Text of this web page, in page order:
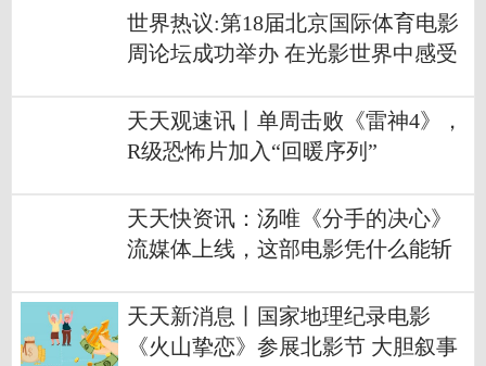
世界热议:第18届北京国际体育电影
周论坛成功举办 在光影世界中感受
天天观速讯丨单周击败《雷神4》，
R级恐怖片加入“回暖序列”
天天快资讯：汤唯《分手的决心》
流媒体上线，这部电影凭什么能斩
天天新消息丨国家地理纪录电影
《火山挚恋》参展北影节 大胆叙事